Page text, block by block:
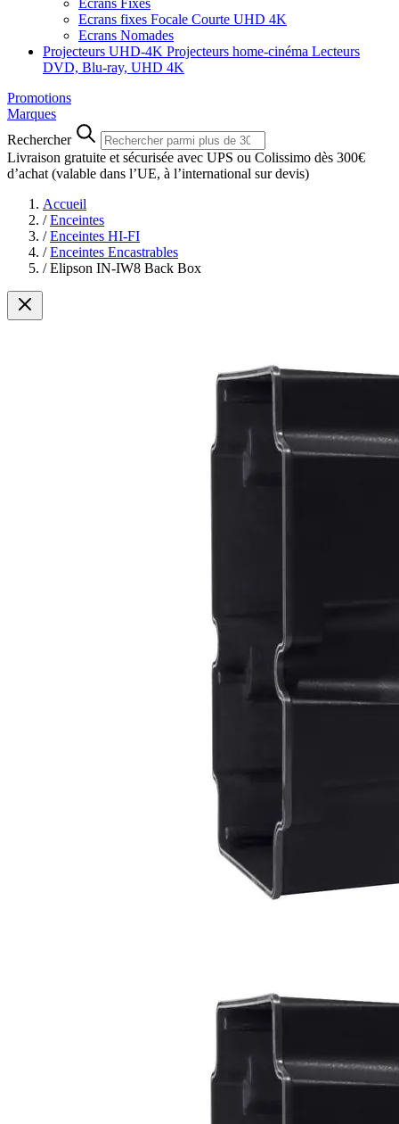
Ecrans Fixes
Ecrans fixes Focale Courte UHD 4K
Ecrans Nomades
Projecteurs UHD-4K Projecteurs home-cinéma Lecteurs
DVD, Blu-ray, UHD 4K
Promotions
Marques
Rechercher
Livraison gratuite et sécurisée avec UPS ou Colissimo dès 300€
d’achat (valable dans l’UE, à l’international sur devis)
Accueil
/ Enceintes
/ Enceintes HI-FI
/ Enceintes Encastrables
/ Elipson IN-IW8 Back Box